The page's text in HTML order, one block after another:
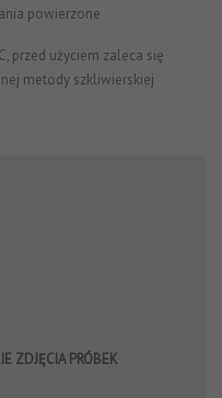
powierzone
przed użyciem zaleca się
metody szkliwierskiej
ZDJĘCIA PRÓBEK